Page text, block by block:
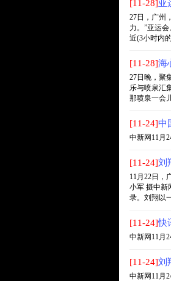
[11-28]亚
27日，广州
力。”亚运
近(3小时内
[11-28]海
27日晚，聚
乐与喷泉汇
那喷泉一会
[11-24]中
中新网11月
[11-24]刘
11月22日，
小军 摄中新
录。刘翔以
[11-24]快
中新网11月
[11-24]刘
中新网11月